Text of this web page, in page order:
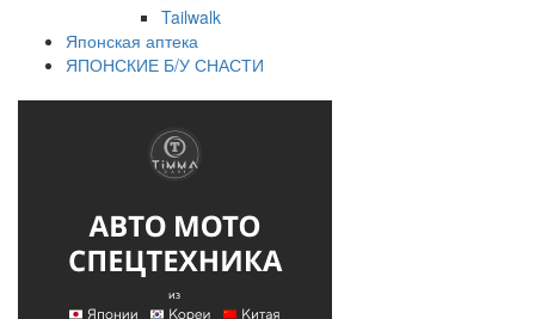
Tailwalk
Японская аптека
ЯПОНСКИЕ Б/У СНАСТИ